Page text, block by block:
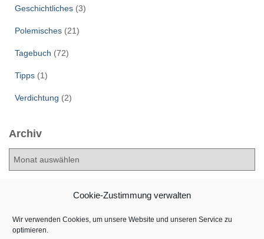
Cookie-Zustimmung verwalten
Wir verwenden Cookies, um unsere Website und unseren Service zu
optimieren.
Geschichtliches (3)
Polemisches (21)
Tagebuch (72)
Tipps (1)
Verdichtung (2)
Archiv
A
v